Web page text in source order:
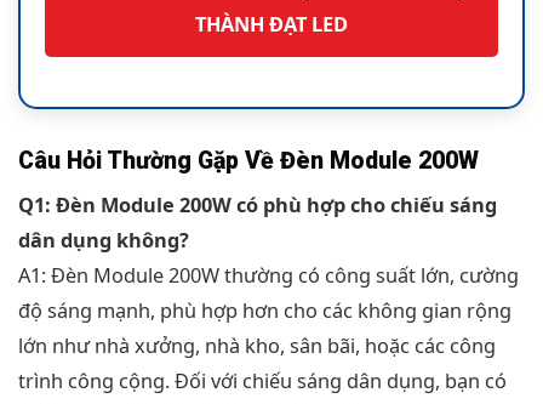
THÀNH ĐẠT LED
Câu Hỏi Thường Gặp Về Đèn Module 200W
Q1: Đèn Module 200W có phù hợp cho chiếu sáng
dân dụng không?
A1: Đèn Module 200W thường có công suất lớn, cường
độ sáng mạnh, phù hợp hơn cho các không gian rộng
lớn như nhà xưởng, nhà kho, sân bãi, hoặc các công
trình công cộng. Đối với chiếu sáng dân dụng, bạn có